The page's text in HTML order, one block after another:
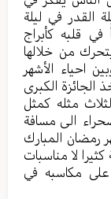
القدر في ليلة
قلبه كأبراج
من خلالها
احياء الأشهر
الجائزة الكبرى
مثله كمثل
الى مسافة
رمضان المبارك
لا مناسبات
مكاسبه في